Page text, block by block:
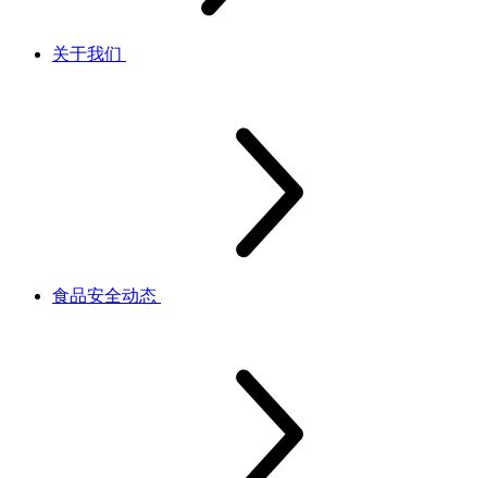
关于我们
食品安全动态